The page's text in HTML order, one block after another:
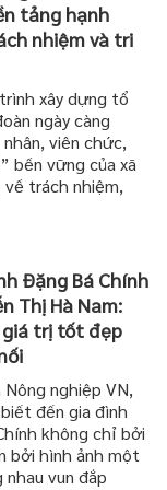
tảng hạnh
nhiệm và tri
xây dựng tổ
ngày càng
viên chức,
bền vững của xã
trách nhiệm,
Đặng Bá Chính
Thị Hà Nam:
giá trị tốt đẹp
Nông nghiệp VN,
đến gia đình
không chỉ bởi
bởi hình ảnh một
vun đắp